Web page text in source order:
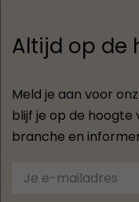
Altijd op de
Meld je aan voor
blijf je op de hoogte
branche en